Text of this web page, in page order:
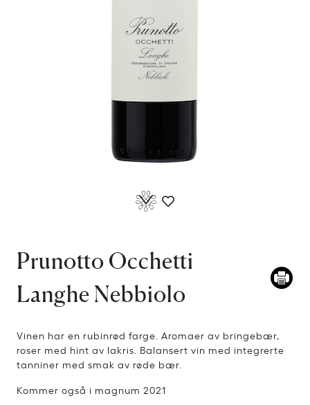
Prunotto Occhetti
Langhe Nebbiolo
Vinen har en rubinrød farge. Aromaer av bringebær,
roser med hint av lakris. Balansert vin med integrerte
tanniner med smak av røde bær.
Kommer også i magnum 2021